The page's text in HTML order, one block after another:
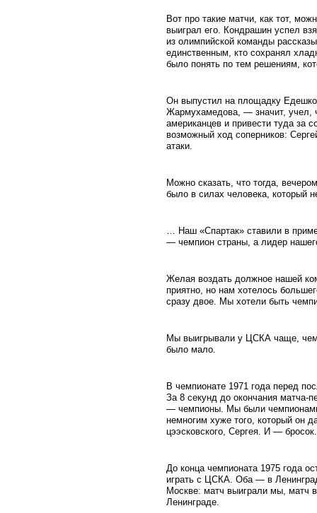
Вот про такие матчи, как тот,
выиграл его. Кондрашин успел
из олимпийской команды
единственным, кто сохранял
было понять по тем решениям,
Он выпустил на площадку
Жармухамедова, — значит, учел,
американцев и привести туда за
возможный ход соперников:
атаки.
Можно сказать, что тогда,
было в силах человека, который
… Наш «Спартак» ставили в
— чемпион страны, а лидер
Желая воздать должное нашей
приятно, но нам хотелось
сразу двое. Мы хотели быть
Мы выигрывали у ЦСКА чаще,
было мало.
В чемпионате 1971 года перед
За 8 секунд до окончания
— чемпионы. Мы были
немногим хуже того, который он
цээсковского, Сергея. И —
До конца чемпионата 1975 года
играть с ЦСКА. Оба — в
Москве: матч выиграли мы, матч
Ленинграде.